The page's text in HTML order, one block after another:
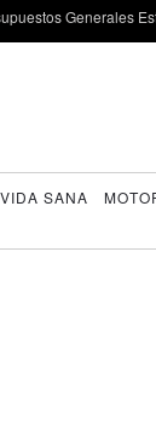
Generales
VIDA SANA